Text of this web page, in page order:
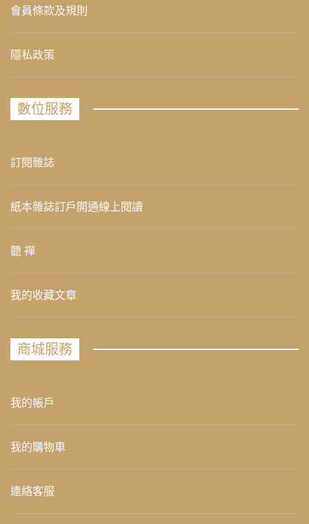
會員條款及規則
隱私政策
數位服務
訂閱雜誌
紙本雜誌訂戶開通線上閱讀
聽 禪
我的收藏文章
商城服務
我的帳戶
我的購物車
連絡客服